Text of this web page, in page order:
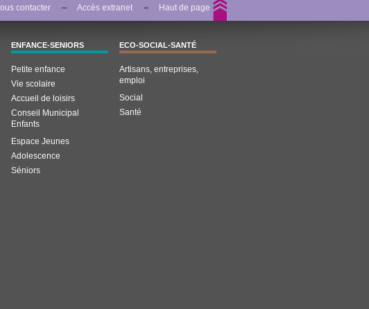
contacter Accès extranet Haut de page
ENFANCE-SENIORS
Petite enfance
Vie scolaire
Accueil de loisirs
Conseil Municipal
Enfants
Espace Jeunes
Adolescence
Séniors
ECO-SOCIAL-SANTÉ
Artisans, entreprises,
emploi
Social
Santé